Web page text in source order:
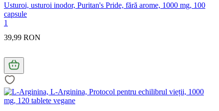
Usturoi, usturoi inodor, Puritan's Pride, fără arome, 1000 mg, 100
capsule
1
39,99 RON